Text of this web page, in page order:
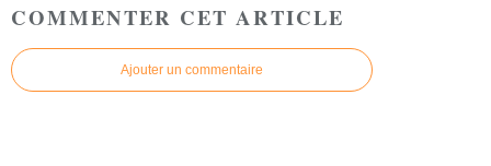
COMMENTER CET ARTICLE
Ajouter un commentaire